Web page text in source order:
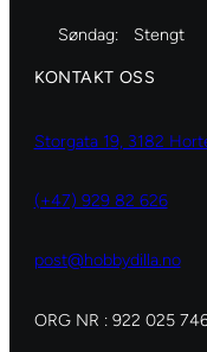
Søndag: Stengt
KONTAKT OSS
Storgata 19, 3182
(+47) 929 82 626
post@hobbydilla.no
ORG NR : 922 025